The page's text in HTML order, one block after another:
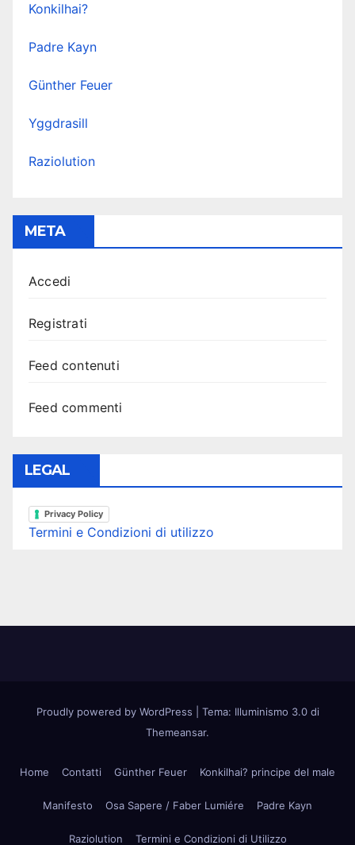
Konkilhai?
Padre Kayn
Günther Feuer
Yggdrasill
Raziolution
META
Accedi
Registrati
Feed contenuti
Feed commenti
LEGAL
Privacy Policy
Termini e Condizioni di utilizzo
Proudly powered by WordPress
Tema: Illuminismo 3.0 di
Themeansar.
Home Contatti Günther Feuer Konkilhai? principe del male
Manifesto Osa Sapere / Faber Lumiére Padre Kayn
Raziolution Termini e Condizioni di Utilizzo